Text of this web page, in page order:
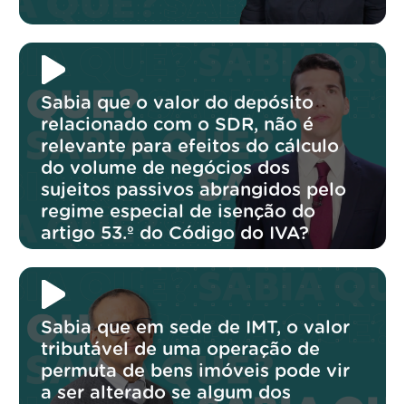
Sabia que o valor do depósito
relacionado com o SDR, não é
relevante para efeitos do cálculo
do volume de negócios dos
sujeitos passivos abrangidos pelo
regime especial de isenção do
artigo 53.º do Código do IVA?
Sabia que em sede de IMT, o valor
tributável de uma operação de
permuta de bens imóveis pode vir
a ser alterado se algum dos